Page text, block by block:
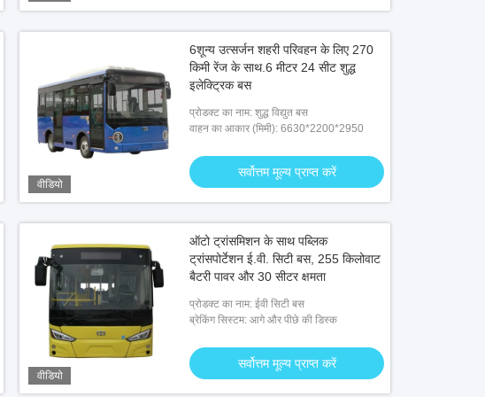
वीडियो
6शून्य उत्सर्जन शहरी परिवहन के लिए 270
किमी रेंज के साथ.6 मीटर 24 सीट शुद्ध
इलेक्ट्रिक बस
प्रोडक्ट का नाम: शुद्ध विद्युत बस
वाहन का आकार (मिमी): 6630*2200*2950
सर्वोत्तम मूल्य प्राप्त करें
वीडियो
ऑटो ट्रांसमिशन के साथ पब्लिक
ट्रांसपोर्टेशन ई.वी. सिटी बस, 255 किलोवाट
बैटरी पावर और 30 सीटर क्षमता
प्रोडक्ट का नाम: ईवी सिटी बस
ब्रेकिंग सिस्टम: आगे और पीछे की डिस्क
सर्वोत्तम मूल्य प्राप्त करें